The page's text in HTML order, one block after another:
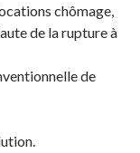
chômage,
de la rupture à
de